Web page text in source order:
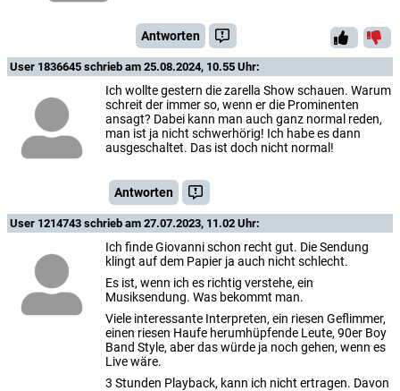
Antworten
User 1836645 schrieb am 25.08.2024, 10.55 Uhr:
Ich wollte gestern die zarella Show schauen. Warum
schreit der immer so, wenn er die Prominenten
ansagt? Dabei kann man auch ganz normal reden,
man ist ja nicht schwerhörig! Ich habe es dann
ausgeschaltet. Das ist doch nicht normal!
Antworten
User 1214743 schrieb am 27.07.2023, 11.02 Uhr:
Ich finde Giovanni schon recht gut. Die Sendung
klingt auf dem Papier ja auch nicht schlecht.
Es ist, wenn ich es richtig verstehe, ein
Musiksendung. Was bekommt man.
Viele interessante Interpreten, ein riesen Geflimmer,
einen riesen Haufe herumhüpfende Leute, 90er Boy
Band Style, aber das würde ja noch gehen, wenn es
Live wäre.
3 Stunden Playback, kann ich nicht ertragen. Davon